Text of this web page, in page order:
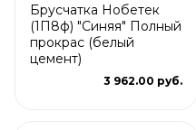
Брусчатка Нобетек
(1П8ф) "Синяя" Полный
прокрас (белый
цемент)
3 962.00 руб.